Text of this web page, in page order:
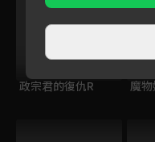
政宗君的復仇R 魔